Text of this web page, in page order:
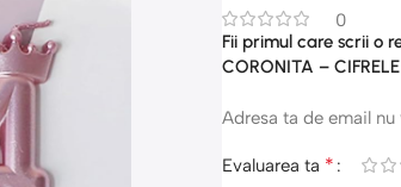
0
Fii primul care scrii o
CORONITA –
Adresa ta de email
Evaluarea ta *